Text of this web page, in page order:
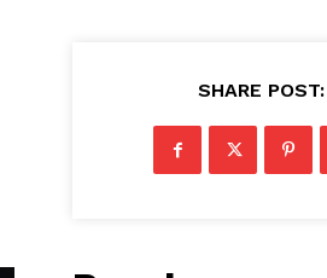
SHARE POST: